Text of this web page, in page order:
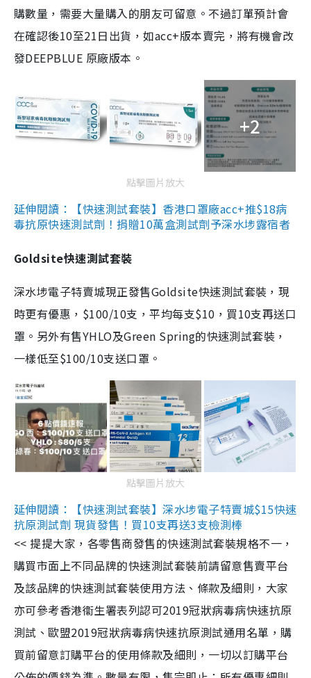
購數量，需要大量購入的朋友可留意。不過訂單預計會
在確認後10至21日出貨，如acc+版本賣完，將有機會改
發DEEPBLUE 原廠版本。
+2
點擊圖片放大
延伸閱讀：【快速測試套裝】香港口罩廠acc+推$18病
毒抗原快速測試劑！捐贈10萬盒測試劑予深水埗露宿者
Goldsite快速測試套裝
深水埗電子特賣城現正發售Goldsite快速測試套裝，現
時更有優惠，$100/10支，平均每支$10，買10支再送口
罩。另外有售YHLO及Green Spring的快速測試套裝，
一樣低至$100/10支送口罩。
點擊圖片放大
延伸閱讀：【快速測試套裝】深水埗電子特賣城$15快速
抗原測試劑 現貨發售！買10支再送3支檢測棒
<< 提提大家，各零售商發售的快速測試套裝規格不一，
購買市面上不同品牌的快速測試套裝前請留意售賣平台
及該品牌的快速測試套裝使用方法、條款及細則，大家
亦可參考香港衞生署表列認可2019冠狀病毒病快速抗原
測試、歐盟2019冠狀病毒病快速抗原測試通用名單，購
買前留意訂購平台的使用條款及細則，一切以訂購平台